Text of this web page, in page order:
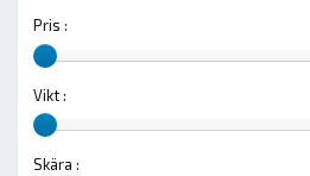
Pris :
Vikt :
Skära :